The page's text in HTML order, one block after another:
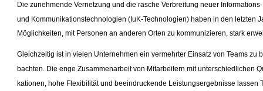
Die zunehmende Vernetzung und die rasche Verbreitung neuer Informations-
und Kommunikationstechnologien (IuK-Technologien) haben in den letzten
Möglichkeiten, mit Personen an anderen Orten zu kommunizieren, stark
Gleichzeitig ist in vielen Unternehmen ein vermehrter Einsatz von Teams zu
bachten. Die enge Zusammenarbeit von Mitarbeitern mit unterschiedlichen
kationen, hohe Flexibilität und beeindruckende Leistungsergebnisse lassen